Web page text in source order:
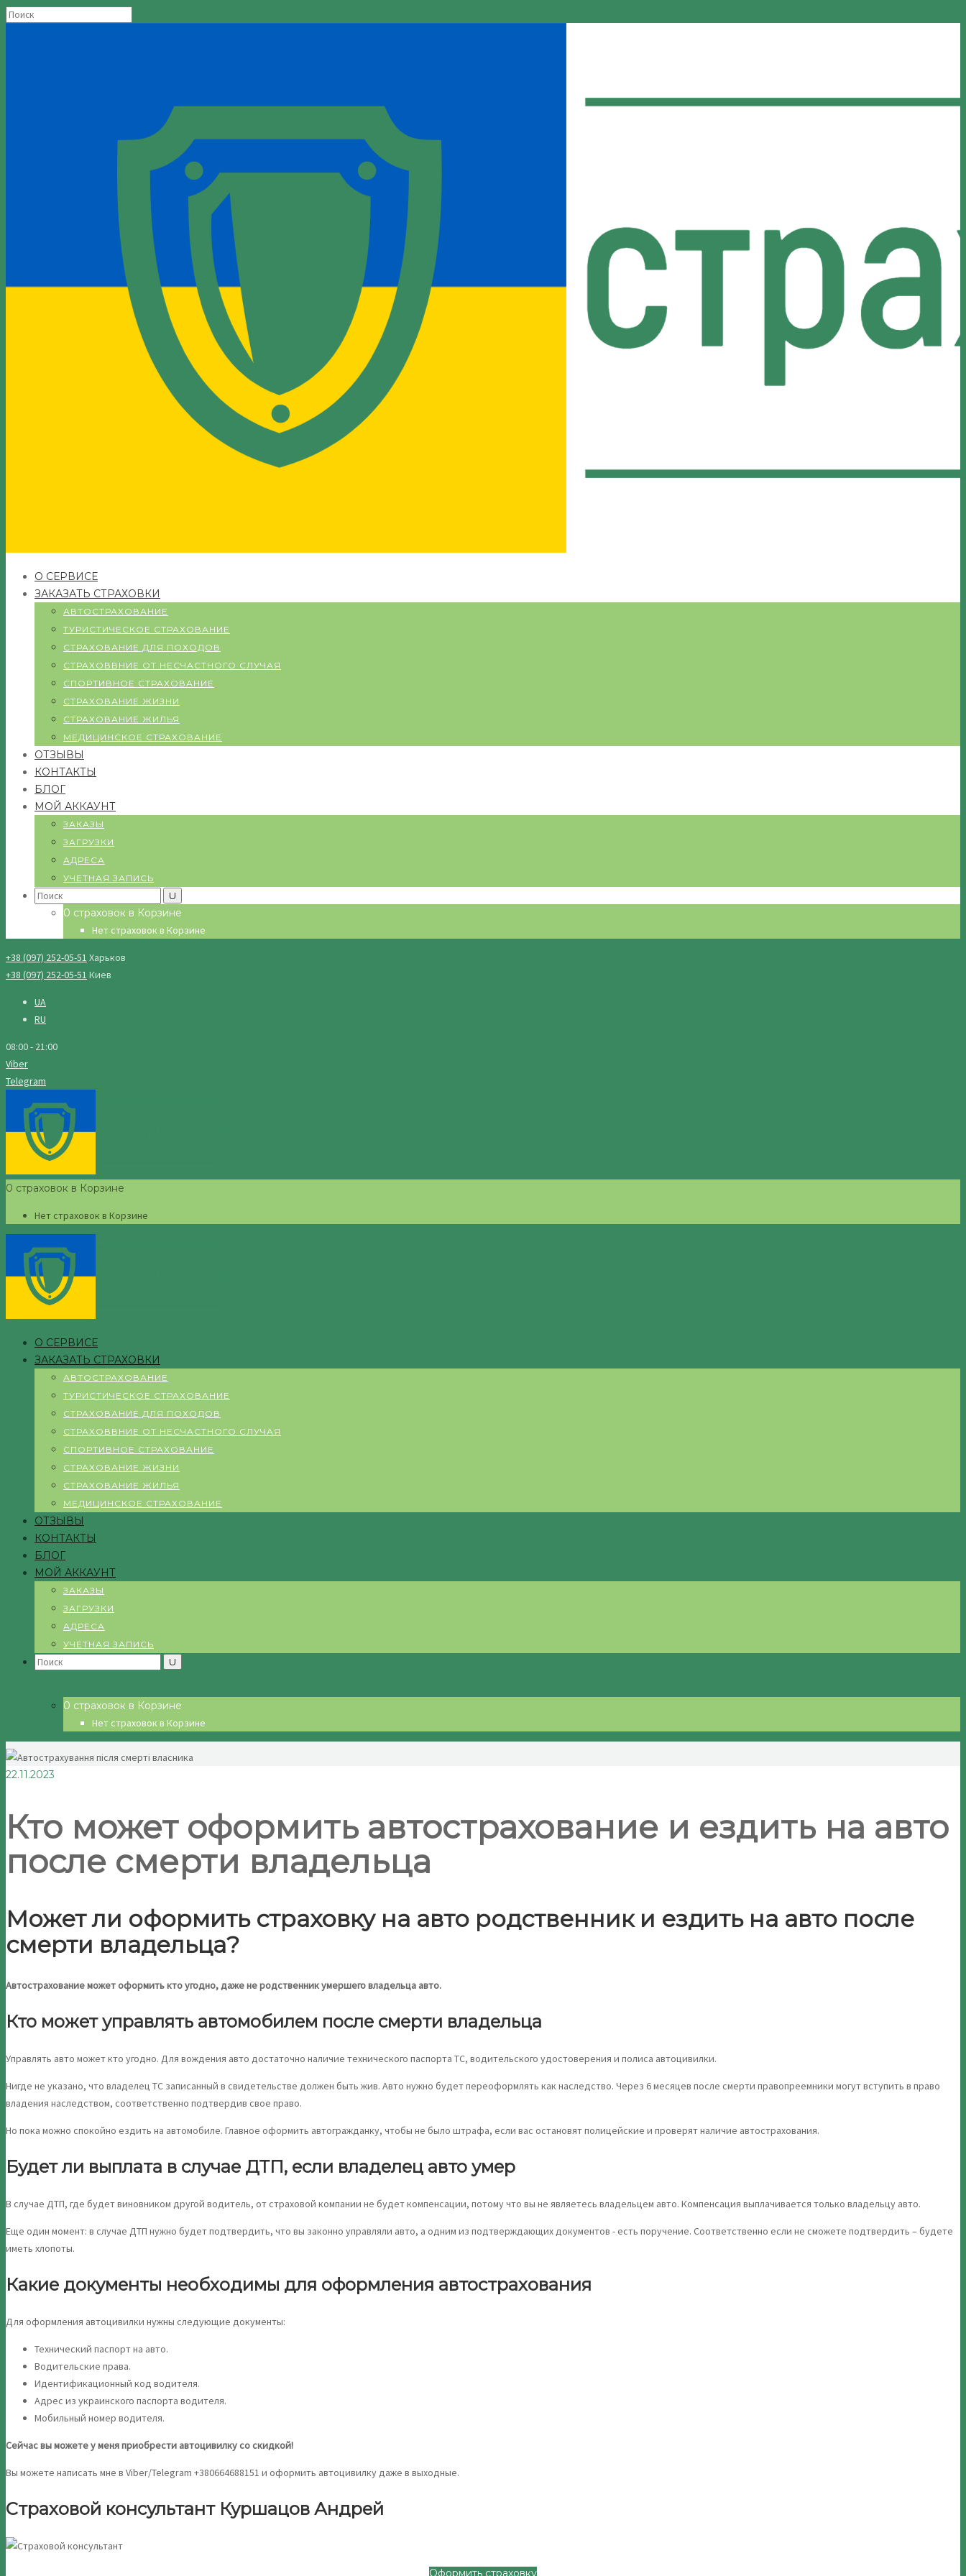
О СЕРВИСЕ
ЗАКАЗАТЬ СТРАХОВКИ
АВТОСТРАХОВАНИЕ
ТУРИСТИЧЕСКОЕ СТРАХОВАНИЕ
СТРАХОВАНИЕ ДЛЯ ПОХОДОВ
СТРАХОВВНИЕ ОТ НЕСЧАСТНОГО СЛУЧАЯ
СПОРТИВНОЕ СТРАХОВАНИЕ
СТРАХОВАНИЕ ЖИЗНИ
СТРАХОВАНИЕ ЖИЛЬЯ
МЕДИЦИНСКОЕ СТРАХОВАНИЕ
ОТЗЫВЫ
КОНТАКТЫ
БЛОГ
МОЙ АККАУНТ
ЗАКАЗЫ
ЗАГРУЗКИ
АДРЕСА
УЧЕТНАЯ ЗАПИСЬ
Search
0 страховок в Корзине
Нет страховок в Корзине
+38 (097) 252-05-51 Харьков
+38 (097) 252-05-51 Киев
UA
RU
08:00 - 21:00
Viber
Telegram
0 страховок в Корзине
Нет страховок в Корзине
О СЕРВИСЕ
ЗАКАЗАТЬ СТРАХОВКИ
АВТОСТРАХОВАНИЕ
ТУРИСТИЧЕСКОЕ СТРАХОВАНИЕ
СТРАХОВАНИЕ ДЛЯ ПОХОДОВ
СТРАХОВВНИЕ ОТ НЕСЧАСТНОГО СЛУЧАЯ
СПОРТИВНОЕ СТРАХОВАНИЕ
СТРАХОВАНИЕ ЖИЗНИ
СТРАХОВАНИЕ ЖИЛЬЯ
МЕДИЦИНСКОЕ СТРАХОВАНИЕ
ОТЗЫВЫ
КОНТАКТЫ
БЛОГ
МОЙ АККАУНТ
ЗАКАЗЫ
ЗАГРУЗКИ
АДРЕСА
УЧЕТНАЯ ЗАПИСЬ
Search
0 страховок в Корзине
Нет страховок в Корзине
22.11.2023
Кто может оформить автострахование и ездить на авто
после смерти владельца
Может ли оформить страховку на авто родственник и ездить на авто после
смерти владельца?
Автострахование может оформить кто угодно, даже не родственник умершего владельца авто.
Кто может управлять автомобилем после смерти владельца
Управлять авто может кто угодно. Для вождения авто достаточно наличие технического паспорта ТС, водительского удостоверения и полиса автоцивилки.
Нигде не указано, что владелец ТС записанный в свидетельстве должен быть жив. Авто нужно будет переоформлять как наследство. Через 6 месяцев после смерти правопреемники могут вступить в право
владения наследством, соответственно подтвердив свое право.
Но пока можно спокойно ездить на автомобиле. Главное оформить автогражданку, чтобы не было штрафа, если вас остановят полицейские и проверят наличие автострахования.
Будет ли выплата в случае ДТП, если владелец авто умер
В случае ДТП, где будет виновником другой водитель, от страховой компании не будет компенсации, потому что вы не являетесь владельцем авто. Компенсация выплачивается только владельцу авто.
Еще один момент: в случае ДТП нужно будет подтвердить, что вы законно управляли авто, а одним из подтверждающих документов - есть поручение. Соответственно если не сможете подтвердить – будете
иметь хлопоты.
Какие документы необходимы для оформления автострахования
Для оформления автоцивилки нужны следующие документы:
Технический паспорт на авто.
Водительские права.
Идентификационный код водителя.
Адрес из украинского паспорта водителя.
Мобильный номер водителя.
Сейчас вы можете у меня приобрести автоцивилку со скидкой!
Вы можете написать мне в Viber/Telegram +380664688151 и оформить автоцивилку даже в выходные.
Страховой консультант Куршацов Андрей
Оформить страховку